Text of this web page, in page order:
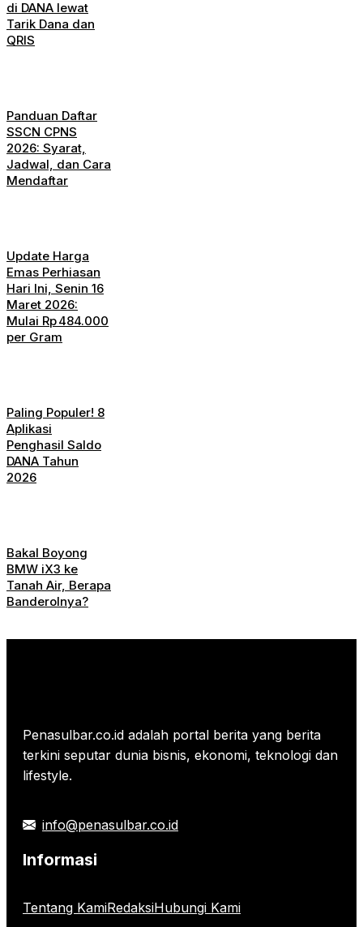
di DANA lewat
Tarik Dana dan
QRIS
Panduan Daftar
SSCN CPNS
2026: Syarat,
Jadwal, dan Cara
Mendaftar
Update Harga
Emas Perhiasan
Hari Ini, Senin 16
Maret 2026:
Mulai Rp 484.000
per Gram
Paling Populer! 8
Aplikasi
Penghasil Saldo
DANA Tahun
2026
Bakal Boyong
BMW iX3 ke
Tanah Air, Berapa
Banderolnya?
Penasulbar.co.id adalah portal berita yang berita
terkini seputar dunia bisnis, ekonomi, teknologi dan
lifestyle.
info@penasulbar.co.id
Informasi
Tentang KamiRedaksiHubungi Kami